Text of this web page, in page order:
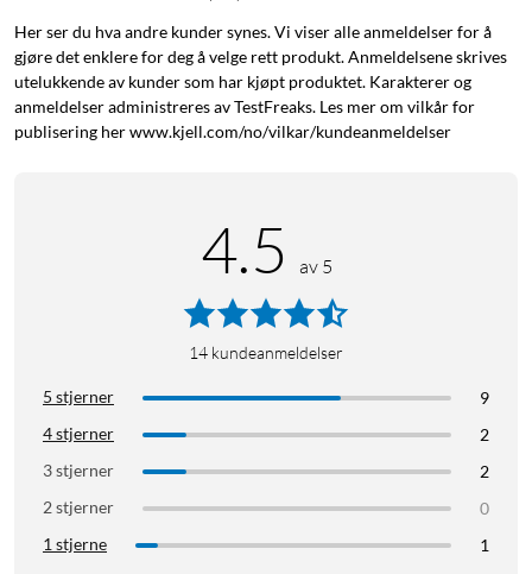
Her ser du hva andre kunder synes. Vi viser alle anmeldelser for å
gjøre det enklere for deg å velge rett produkt. Anmeldelsene skrives
utelukkende av kunder som har kjøpt produktet. Karakterer og
anmeldelser administreres av TestFreaks. Les mer om vilkår for
publisering her www.kjell.com/no/vilkar/kundeanmeldelser
4.5 av 5
14 kundeanmeldelser
5 stjerner
9
4 stjerner
2
3 stjerner
2
2 stjerner
0
1 stjerne
1